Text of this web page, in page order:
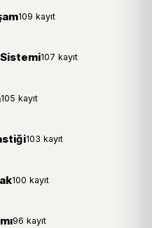
109 kayıt
107 kayıt
105 kayıt
103 kayıt
100 kayıt
96 kayıt